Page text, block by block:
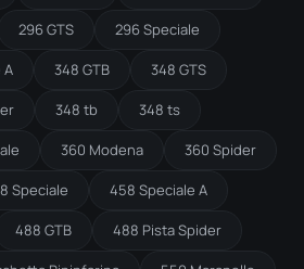
296 GTS 296 Speciale
348 GTB 348 GTS
348 tb 348 ts
360 Modena 360 Spider
Speciale 458 Speciale A
488 GTB 488 Pista Spider